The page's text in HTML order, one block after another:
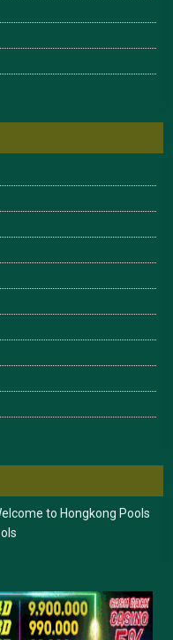
to Hongkong Pools